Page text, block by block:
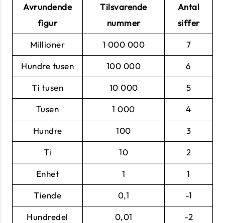
Avrundende
figur
Tilsvarende
nummer
Antal
siffer
Millioner 1 000 000 7
Hundre tusen 100 000 6
Ti tusen 10 000 5
Tusen 1 000 4
Hundre 100 3
Ti 10 2
Enhet 1 1
Tiende 0,1 -1
Hundredel 0,01 -2